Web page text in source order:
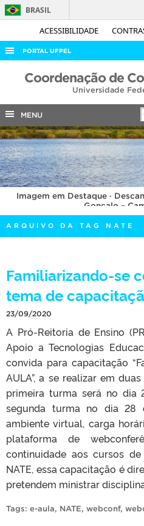
ACESSIBILIDADE
BRASIL
PORTAL UFPEL
ACESSO À INFORMAÇÃO
COBALTO
CONCURSOS
EDITAIS
INTERNACIONAL
OUVIDORIA
PORTARIAS
TELEFONES
Coordenação de
Universidade
MENU
Imagem em Destaque ·
Gonçalo –
ARQUIVO DA TAG NATE
Familiarizando-se
tema de
23/09/2020
A Pró-Reitoria de Ensino
Apoio a Tecnologias
convida para capacitação
AULA”, a se realizar em
primeira turma será no dia
segunda turma no dia 28
ambiente virtual, carga
plataforma de
continuidade aos cursos
NATE, essa capacitação é
pretendem ministrar
Tags: e-aula, NATE, webconf,